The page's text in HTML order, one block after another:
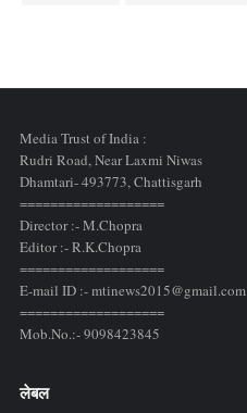
Media Trust of India :
Rudri Road, Near Laxmi Niwas
Dhamtari- 493773,Chattisgarh
===================
Director :- M.Chopra
Editor :- R.K.Chopra
===================
E-mail ID :- mtinews2015@gmail.com
===================
Mob.No.:- 9098423845
लेबल